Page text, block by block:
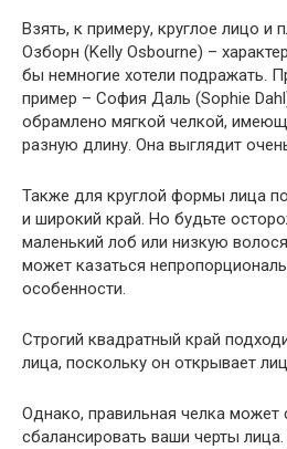
Взять, к примеру, круглое лицо и
Озборн (Kelly Osbourne) –
бы немногие хотели подражать.
пример – София Даль (Sophie
обрамлено мягкой челкой,
разную длину. Она выглядит
Также для круглой формы лица
и широкий край. Но будьте
маленький лоб или низкую
может казаться
особенности.
Строгий квадратный край
лица, поскольку он открывает
Однако, правильная челка может
сбалансировать ваши черты